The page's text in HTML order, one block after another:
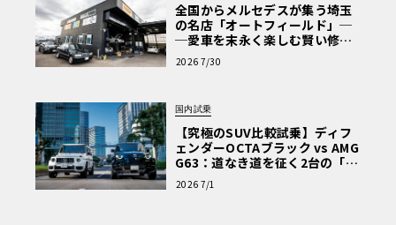
全国からメルセデスが集う埼玉
の名店「オートフィールド」─
─愛車を末永く楽しむ賢い修理
術と、プロがフックス製オイル
を選ぶ理由〈PR〉
2026 7/30
国内試乗
【究極のSUV比較試乗】ディフ
ェンダーOCTAブラック vs AMG
G63：道なき道を征く2台の「対
極的アプローチ」
2026 7/1